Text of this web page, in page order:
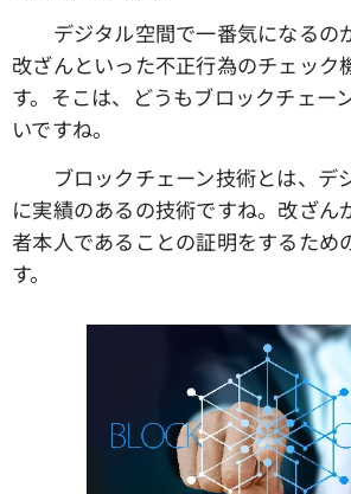
デジタル空間で一番気になるの
改ざんといった不正行為のチェック
す。そこは、どうもブロックチェー
いですね。
ブロックチェーン技術とは、デ
に実績のあるの技術ですね。改ざん
者本人であることの証明をするため
す。